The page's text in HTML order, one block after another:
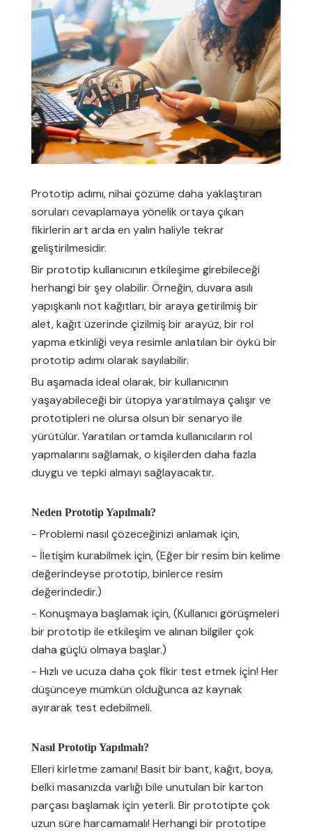
Prototip adımı, nihai çözüme daha yaklaştıran
soruları cevaplamaya yönelik ortaya çıkan
fikirlerin art arda en yalın haliyle tekrar
geliştirilmesidir.
Bir prototip kullanıcının etkileşime girebileceği
herhangi bir şey olabilir. Örneğin, duvara asılı
yapışkanlı not kağıtları, bir araya getirilmiş bir
alet, kağıt üzerinde çizilmiş bir arayüz, bir rol
yapma etkinliği veya resimle anlatılan bir öykü bir
prototip adımı olarak sayılabilir.
Bu aşamada ideal olarak, bir kullanıcının
yaşayabileceği bir ütopya yaratılmaya çalışır ve
prototipleri ne olursa olsun bir senaryo ile
yürütülür. Yaratılan ortamda kullanıcıların rol
yapmalarını sağlamak, o kişilerden daha fazla
duygu ve tepki almayı sağlayacaktır.
Neden Prototip Yapılmalı?
- Problemi nasıl çözeceğinizi anlamak için,
- İletişim kurabilmek için, (Eğer bir resim bin kelime
değerindeyse prototip, binlerce resim
değerindedir.)
- Konuşmaya başlamak için, (Kullanıcı görüşmeleri
bir prototip ile etkileşim ve alınan bilgiler çok
daha güçlü olmaya başlar.)
- Hızlı ve ucuza daha çok fikir test etmek için! Her
düşünceye mümkün olduğunca az kaynak
ayırarak test edebilmeli.
Nasıl Prototip Yapılmalı?
Elleri kirletme zamanı! Basit bir bant, kağıt, boya,
belki masanızda varlığı bile unutulan bir karton
parçası başlamak için yeterli. Bir prototipte çok
uzun süre harcamamalı! Herhangi bir prototipe